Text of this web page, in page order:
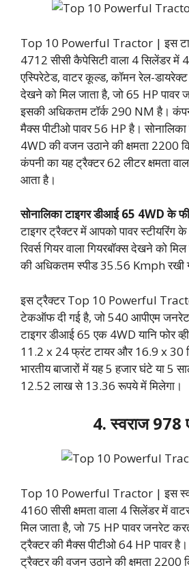
Top 10 Powerful Tractor | इस
4712 सीसी कैपेसिटी वाला 4 सिलेंडर में
एस्पिरेटेड, वाटर कूल्ड, कॉमन रेल-
देखने को मिल जाता है, जो 65 HP पावर
इसकी अधिकतम टॉर्क 290 NM है।
मैक्स पीटीओ पावर 56 HP है।
4WD की वजन उठाने की क्षमता 2200
कंपनी का यह ट्रैक्टर 62 लीटर क्षमता
आता है।
सोनालिका टाइगर डीआई 65 4WD के
टाइगर ट्रैक्टर में आपको पावर स्टीयरिंग
रिवर्स गियर वाला गियरबॉक्स देखने को
की अधिकतम स्पीड 35.56 Kmph रखी
इस ट्रैक्टर Top 10 Powerful Tractor
टेकऑफ दी गई है, जो 540 आपीएम जनरेट
टाइगर डीआई 65 एक 4WD यानि फोर
11.2 x 24 फ्रंट टायर और 16.9 x 30
भारतीय बाजारों में यह 5 हजार घंटे या 5
12.52 लाख से 13.36 रूपये में मिलेगा।
4. स्वराज 978
Top 10 Powerful Tractor | इस
4160 सीसी क्षमता वाला 4 सिलेंडर में
मिल जाता है, जो 75 HP पावर जनरेट
ट्रैक्टर की मैक्स पीटीओ 64 HP पावर
ट्रैक्टर की वजन उठाने की क्षमता 2200